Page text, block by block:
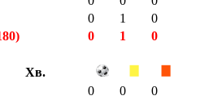
0 1
0
0 1
0
Хв.
0 0
0